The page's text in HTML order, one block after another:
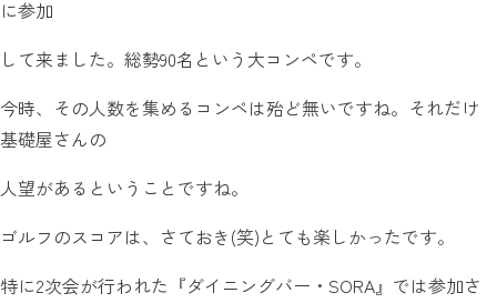
に参加
して来ました。総勢90名という大コンペです。
今時、その人数を集めるコンペは殆ど無いですね。それだけ
基礎屋さんの
人望があるということですね。
ゴルフのスコアは、さておき(笑)とても楽しかったです。
特に2次会が行われた『ダイニングバー・SORA』では参加さ